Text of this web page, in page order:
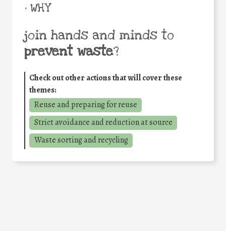
• WHY
join hands and minds to
prevent waste?
Check out other actions that will cover these
themes:
Reuse and preparing for reuse
Strict avoidance and reduction at source
Waste sorting and recycling